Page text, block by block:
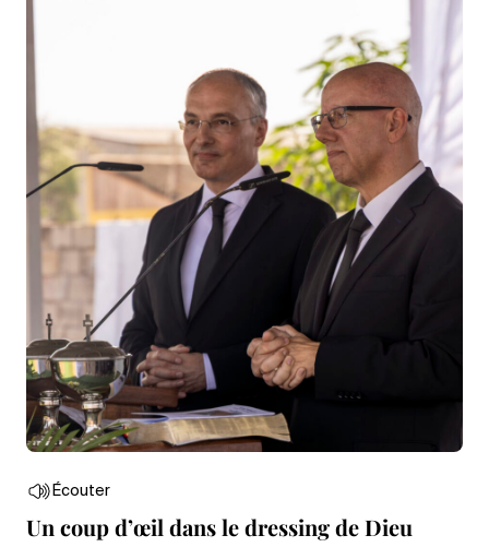
Écouter
Un coup d’œil dans le dressing de Dieu